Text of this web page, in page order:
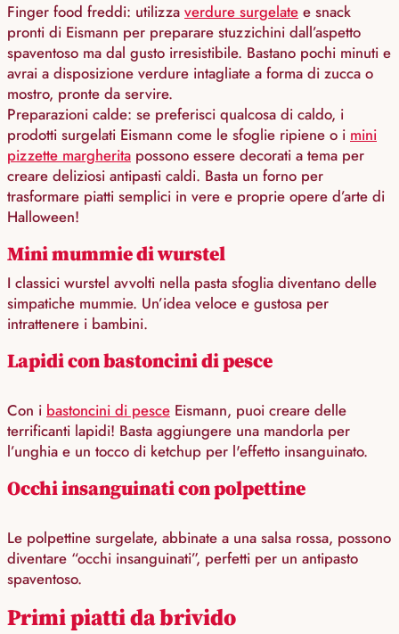
Finger food freddi: utilizza verdure surgelate e snack
pronti di Eismann per preparare stuzzichini dall’aspetto
spaventoso ma dal gusto irresistibile. Bastano pochi minuti e
avrai a disposizione verdure intagliate a forma di zucca o
mostro, pronte da servire.
Preparazioni calde: se preferisci qualcosa di caldo, i
prodotti surgelati Eismann come le sfoglie ripiene o i mini
pizzette margherita possono essere decorati a tema per
creare deliziosi antipasti caldi. Basta un forno per
trasformare piatti semplici in vere e proprie opere d’arte di
Halloween!
Mini mummie di wurstel
I classici wurstel avvolti nella pasta sfoglia diventano delle
simpatiche mummie. Un’idea veloce e gustosa per
intrattenere i bambini.
Lapidi con bastoncini di pesce
Con i bastoncini di pesce Eismann, puoi creare delle
terrificanti lapidi! Basta aggiungere una mandorla per
l’unghia e un tocco di ketchup per l'effetto insanguinato.
Occhi insanguinati con polpettine
Le polpettine surgelate, abbinate a una salsa rossa, possono
diventare “occhi insanguinati”, perfetti per un antipasto
spaventoso.
Primi piatti da brivido